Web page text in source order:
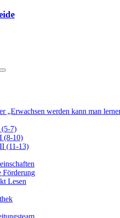
„Erwachsen werden kann man
7)
(8-10)
(11-13)
Förderung
Lesen